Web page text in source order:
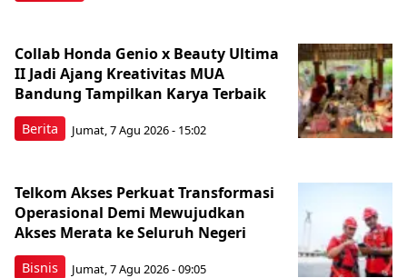
Berita
Collab Honda Genio x Beauty Ultima
II Jadi Ajang Kreativitas MUA
Bandung Tampilkan Karya Terbaik
Jumat, 7 Agu 2026 - 15:02
Bisnis
Telkom Akses Perkuat Transformasi
Operasional Demi Mewujudkan
Akses Merata ke Seluruh Negeri
Jumat, 7 Agu 2026 - 09:05